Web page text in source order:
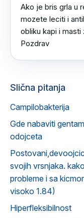
Ako je bris grla u
mozete leciti i
obliku kapi i masti
Pozdrav
Slična pitanja
Campilobakterija
Gde nabaviti
odojceta
svojih vrsnjaka.
probleme i sa
visoko 1.84)
Hiperfleksibilnost